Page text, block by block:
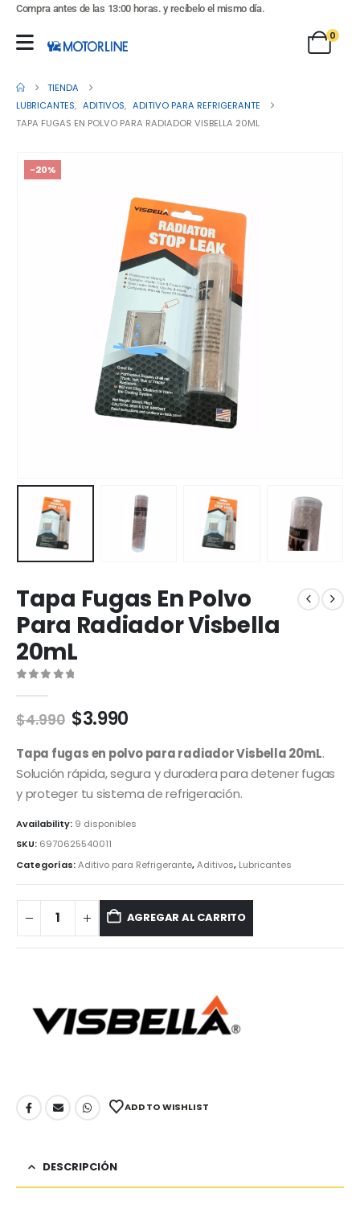
Compra antes de las 13:00 horas. y recíbelo el mismo día.
0
TIENDA
LUBRICANTES, ADITIVOS, ADITIVO PARA REFRIGERANTE
TAPA FUGAS EN POLVO PARA RADIADOR VISBELLA 20ML
-20%
Tapa Fugas En Polvo
Para Radiador Visbella
20mL
$4.990 $3.990
Tapa fugas en polvo para radiador Visbella 20mL.
Solución rápida, segura y duradera para detener fugas
y proteger tu sistema de refrigeración.
Availability: 9 disponibles
SKU: 6970625540011
Categorías:Aditivo para Refrigerante,Aditivos, Lubricantes
AGREGAR AL CARRITO
ADD TO WISHLIST
DESCRIPCIÓN